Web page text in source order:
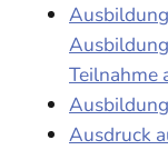
Teilnahme
Ausdruck